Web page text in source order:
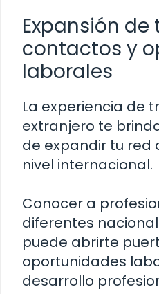
Expansión de
contactos y
laborales
La experiencia de
extranjero te
de expandir tu red
nivel internacional.
Conocer a
diferentes
puede abrirte
oportunidades
desarrollo